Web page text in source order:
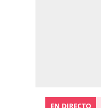
EN DIRECTO